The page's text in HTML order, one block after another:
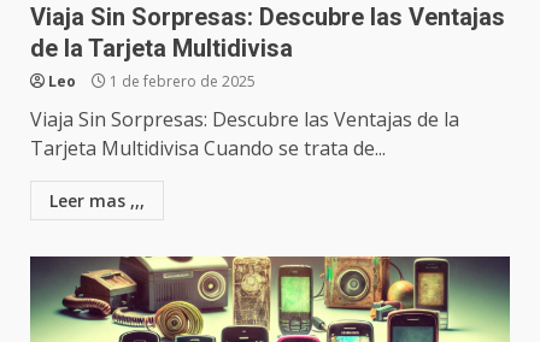
Viaja Sin Sorpresas: Descubre las Ventajas
de la Tarjeta Multidivisa
Leo 1 de febrero de 2025
Viaja Sin Sorpresas: Descubre las Ventajas de la
Tarjeta Multidivisa Cuando se trata de...
Leer mas ,,,